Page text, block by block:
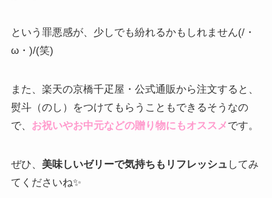
という罪悪感が、少しでも紛れるかもしれません(/・
ω・)/(笑)
また、楽天の京橋千疋屋・公式通販から注文すると、
熨斗（のし）をつけてもらうこともできるそうなの
で、 お祝いやお中元などの贈り物にもオススメです。
ぜひ、 美味しいゼリーで気持ちもリフレッシュ してみ
てくださいね✨